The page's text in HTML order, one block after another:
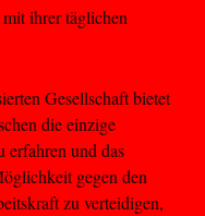
ihrer täglichen
Gesellschaft bietet
die einzige
und das
gegen den
zu verteidigen,